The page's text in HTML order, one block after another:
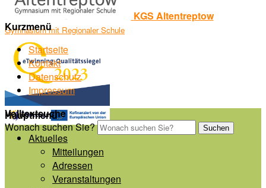
KGS Altentreptow
Gymnasium mit Regionaler Schule
Kurzmenü
Startseite
Kontakt
Datenschutz
Impressum
Volltextsuche
Wonach suchen Sie?
Suchen
Hauptmenü
Aktuelles
Mitteilungen
Adressen
Veranstaltungen